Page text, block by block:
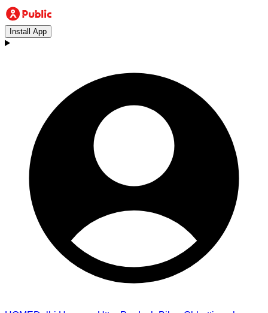
Install App